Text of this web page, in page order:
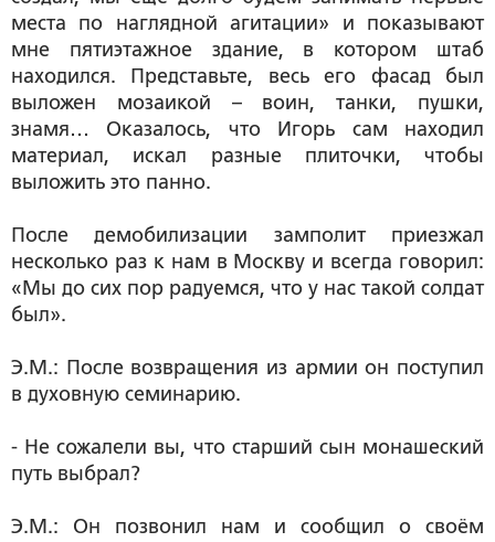
места по наглядной агитации» и показывают
мне пятиэтажное здание, в котором штаб
находился. Представьте, весь его фасад был
выложен мозаикой – воин, танки, пушки,
знамя… Оказалось, что Игорь сам находил
материал, искал разные плиточки, чтобы
выложить это панно.
После демобилизации замполит приезжал
несколько раз к нам в Москву и всегда говорил:
«Мы до сих пор радуемся, что у нас такой солдат
был».
Э.М.: После возвращения из армии он поступил
в духовную семинарию.
- Не сожалели вы, что старший сын монашеский
путь выбрал?
Э.М.: Он позвонил нам и сообщил о своём